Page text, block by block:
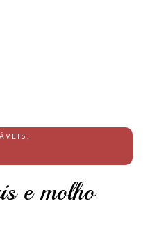
,
e molho